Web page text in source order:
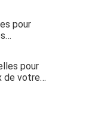
pour
pour
de votre